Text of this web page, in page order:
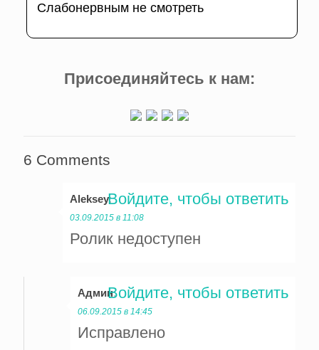
Слабонервным не смотреть
Присоединяйтесь к нам:
6 Comments
Aleksey:
03.09.2015 в 11:08
Ролик недоступен
Войдите, чтобы ответить
Админ:
06.09.2015 в 14:45
Исправлено
Войдите, чтобы ответить